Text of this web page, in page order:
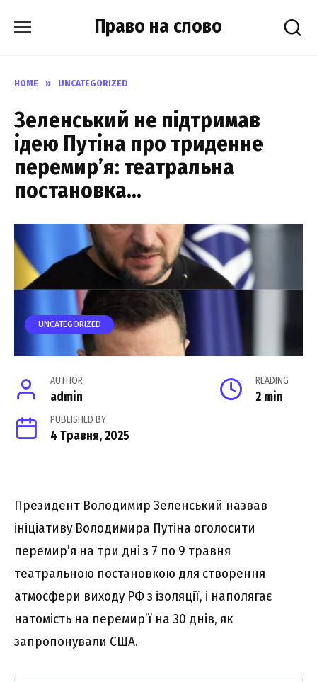
Право на слово
HOME » UNCATEGORIZED
Зеленський не підтримав
ідею Путіна про триденне
перемир’я: театральна
постановка…
UNCATEGORIZED
AUTHOR
admin
READING
2 min
PUBLISHED BY
4 Травня, 2025
Президент Володимир Зеленський назвав
ініціативу Володимира Путіна оголосити
перемир’я на три дні з 7 по 9 травня
театральною постановкою для створення
атмосфери виходу РФ з ізоляції, і наполягає
натомість на перемир’ї на 30 днів, як
запропонували США.